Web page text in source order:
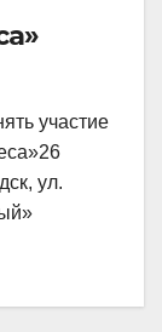
участие
ул.